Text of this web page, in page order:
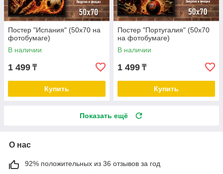
Постер "Испания" (50х70 на
фотобумаге)
В наличии
1 499 ₸
Купить
Постер "Португалия" (50х70
на фотобумаге)
В наличии
1 499 ₸
Купить
Показать ещё
О нас
92% положительных из 36 отзывов за год